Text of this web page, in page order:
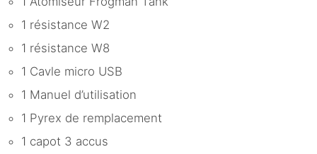
1 résistance W2
1 résistance W8
1 Cavle micro USB
1 Manuel d’utilisation
1 Pyrex de remplacement
1 capot 3 accus